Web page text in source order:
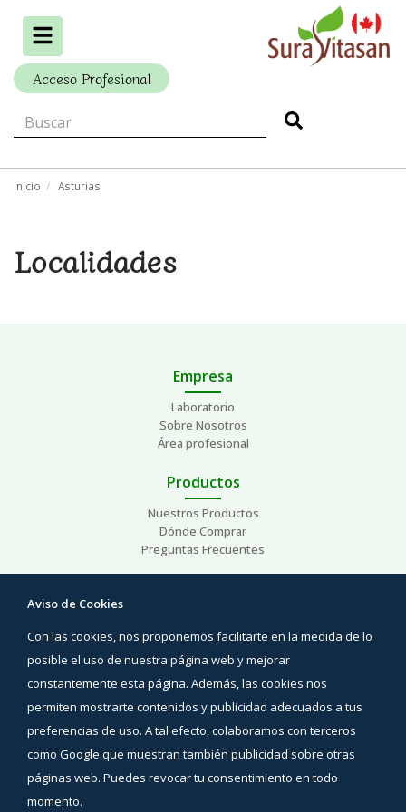
Alternar
navegación
Acceso Profesional
Inicio Asturias
Localidades
Empresa
Laboratorio
Sobre Nosotros
Área profesional
Productos
Nuestros Productos
Dónde Comprar
Preguntas Frecuentes
Áreas de interés
Contacto
Síguenos
Facebook
YouTube
Aviso de Cookies
Con las cookies, nos proponemos facilitarte en la medida de lo
posible el uso de nuestra página web y mejorar
constantemente esta página. Además, las cookies nos
permiten mostrarte contenidos y publicidad adecuados a tus
preferencias de uso. A tal efecto, colaboramos con terceros
como Google que muestran también publicidad sobre otras
páginas web. Puedes revocar tu consentimiento en todo
momento.